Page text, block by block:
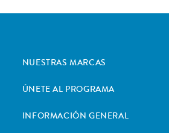
NUESTRAS MARCAS
ÚNETE AL PROGRAMA
INFORMACIÓN GENERAL